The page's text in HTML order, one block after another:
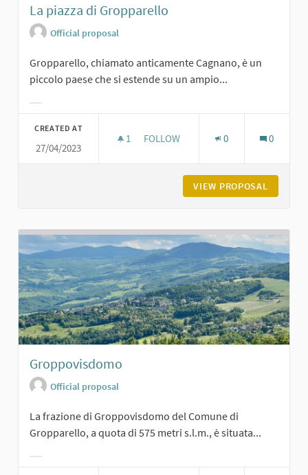
La piazza di Gropparello
Official proposal
Gropparello, chiamato anticamente Cagnano, è un
piccolo paese che si estende su un ampio...
CREATED AT
27/04/2023
1 1 FOLLOWER
FOLLOW 0 0
VIEW PROPOSAL
Groppovisdomo
Official proposal
La frazione di Groppovisdomo del Comune di
Gropparello, a quota di 575 metri s.l.m., è situata...